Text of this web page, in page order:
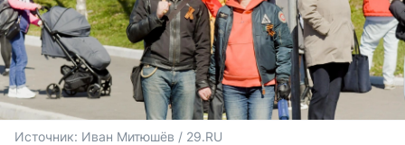
Источник: Иван Митюшёв / 29.RU